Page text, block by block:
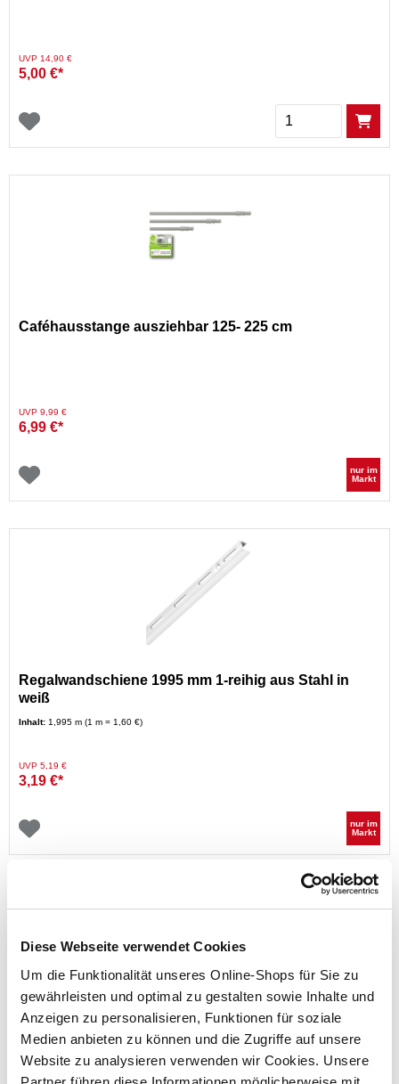
Diese Webseite verwendet Cookies
Um die Funktionalität unseres Online-Shops für Sie zu
gewährleisten und optimal zu gestalten sowie Inhalte und
Anzeigen zu personalisieren, Funktionen für soziale
Medien anbieten zu können und die Zugriffe auf unsere
Website zu analysieren verwenden wir Cookies. Unsere
Preis reduziert von
UVP 14,90 €auf
5,00 €*
Menge
Caféhausstange ausziehbar 125- 225 cm
Preis reduziert von
UVP 9,99 €auf
6,99 €*
nur im
Markt
Regalwandschiene 1995 mm 1-reihig aus Stahl in
weiß
Inhalt: 1,995 m (1 m = 1,60 €)
Preis reduziert von
UVP 5,19 €auf
3,19 €*
nur im
Markt
tesa® Klettband 20 mm x 1 m in Weiß